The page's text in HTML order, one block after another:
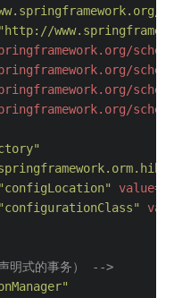
"http://
"configLocation" value=
"configurationClass"
明式的事务） -->